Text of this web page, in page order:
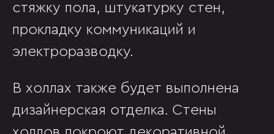
стяжку пола, штукатурку стен,
прокладку коммуникаций и
электроразводку.
В холлах также будет выполнена
дизайнерская отделка. Стены